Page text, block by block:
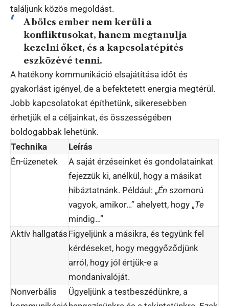
találjunk közös megoldást.
A bölcs ember nem kerüli a
konfliktusokat, hanem megtanulja
kezelni őket, és a kapcsolatépítés
eszközévé tenni.
A hatékony kommunikáció elsajátítása időt és
gyakorlást igényel, de a befektetett energia megtérül.
Jobb kapcsolatokat építhetünk, sikeresebben
érhetjük el a céljainkat, és összességében
boldogabbak lehetünk.
Technika
Leírás
Én-üzenetek
A saját érzéseinket és gondolatainkat
fejezzük ki, anélkül, hogy a másikat
hibáztatnánk. Például: „Én szomorú
vagyok, amikor…” ahelyett, hogy „Te
mindig…”
Aktív hallgatás Figyeljünk a másikra, és tegyünk fel
kérdéseket, hogy meggyőződjünk
arról, hogy jól értjük-e a
mondanivalóját.
Nonverbális
Ügyeljünk a testbeszédünkre, a